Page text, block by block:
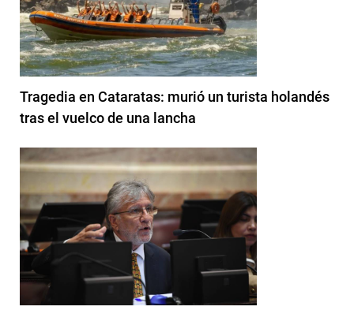
Tragedia en Cataratas: murió un turista holandés
tras el vuelco de una lancha